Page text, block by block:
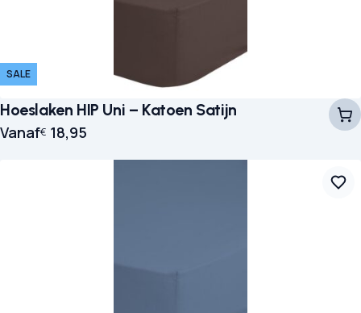
SALE
Hoeslaken HIP Uni – Katoen Satijn
Vanaf€ 18,95